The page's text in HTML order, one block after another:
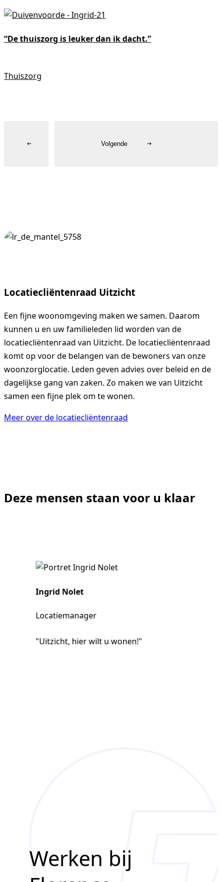
“De thuiszorg is leuker dan ik dacht.”
Thuiszorg
Volgende
Locatiecliëntenraad Uitzicht
Een fijne woonomgeving maken we samen. Daarom
kunnen u en uw familieleden lid worden van de
locatiecliëntenraad van Uitzicht. De locatiecliëntenraad
komt op voor de belangen van de bewoners van onze
woonzorglocatie. Leden geven advies over beleid en de
dagelijkse gang van zaken. Zo maken we van Uitzicht
samen een fijne plek om te wonen.
Meer over de locatiecliëntenraad
Deze mensen staan voor u klaar
Ingrid Nolet
Locatiemanager
"Uitzicht, hier wilt u wonen!"
Werken bij